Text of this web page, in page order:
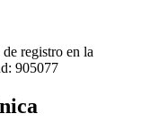
registro en la
905077